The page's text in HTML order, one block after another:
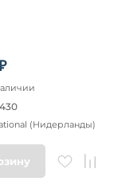
(Нидерланды)